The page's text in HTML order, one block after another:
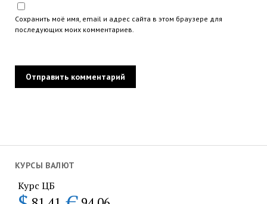
КУРСЫ ВАЛЮТ
Курс ЦБ
Сохранить моё имя, email и адрес сайта в этом браузере для
последующих моих комментариев.